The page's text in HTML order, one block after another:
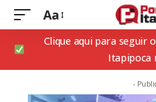
Aa
Clique aqui para seguir
Itapipoca
-